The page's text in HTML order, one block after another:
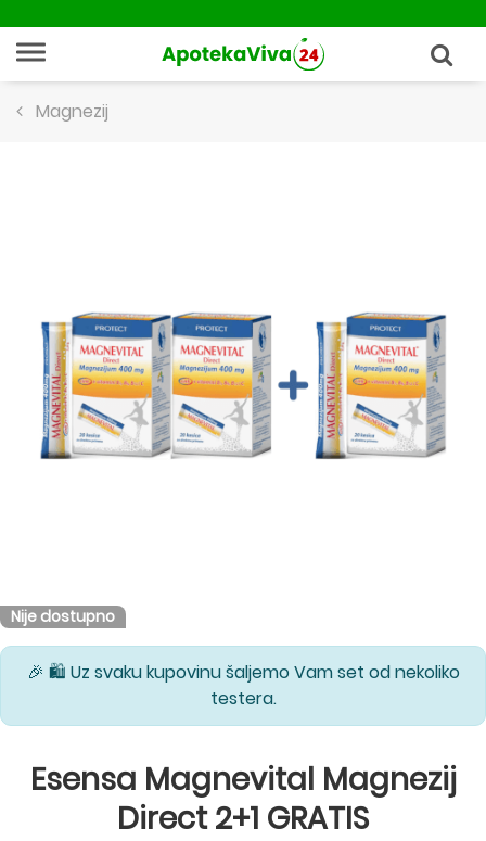
Magnezij
Nije dostupno
🎉 🛍️ Uz svaku kupovinu šaljemo Vam set od nekoliko
testera.
Esensa Magnevital Magnezij
Direct 2+1 GRATIS